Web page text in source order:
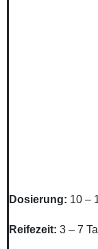
Dosierung: 10 –
Reifezeit: 3 – 7